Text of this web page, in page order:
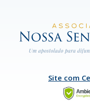
Site com